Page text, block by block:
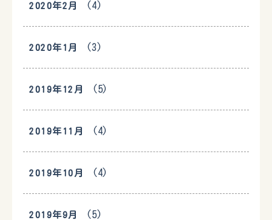
2020年2月 (4)
2020年1月 (3)
2019年12月 (5)
2019年11月 (4)
2019年10月 (4)
2019年9月 (5)